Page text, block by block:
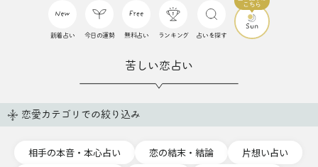
新着占い 今日の運勢 無料占い ランキング 占いを探す
苦しい恋占い
恋愛カテゴリでの絞り込み
相手の本音・本心占い 恋の結末・結論
片想い占い